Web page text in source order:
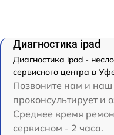
Диагностика ipad
Диагностика ipad -
сервисного центра в
Позвоните нам и наш
проконсультирует и
Среднее время
сервисном - 2 часа.